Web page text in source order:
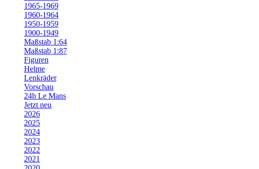
1965-1969
1960-1964
1950-1959
1900-1949
Maßstab 1:64
Maßstab 1:87
Figuren
Helme
Lenkräder
Vorschau
24h Le Mans
Jetzt neu
2026
2025
2024
2023
2022
2021